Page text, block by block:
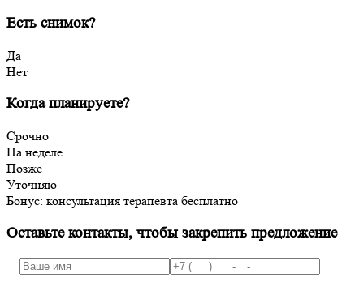
Есть снимок?
Да
Нет
Когда планируете?
Срочно
На неделе
Позже
Уточняю
Бонус: консультация терапевта бесплатно
Оставьте контакты, чтобы закрепить предложение